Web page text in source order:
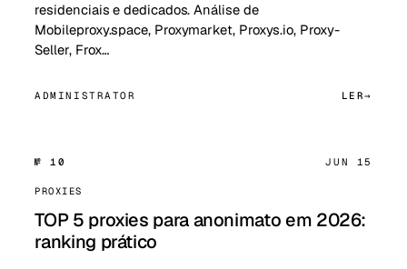
residenciais e dedicados. Análise de
Mobileproxy.space, Proxymarket, Proxys.io, Proxy-
Seller, Frox…
ADMINISTRATOR LER
№ 10 JUN 15
PROXIES
TOP 5 proxies para anonimato em 2026:
ranking prático